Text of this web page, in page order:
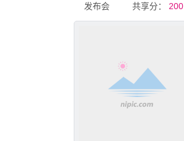
发布会 共享分： 200